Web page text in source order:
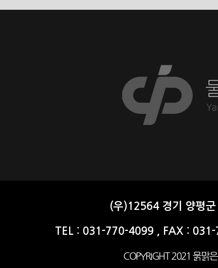
(우)12564 경기 양평
TEL : 031-770-4099 , FAX :
COPYRIGHT 2021 묽맑